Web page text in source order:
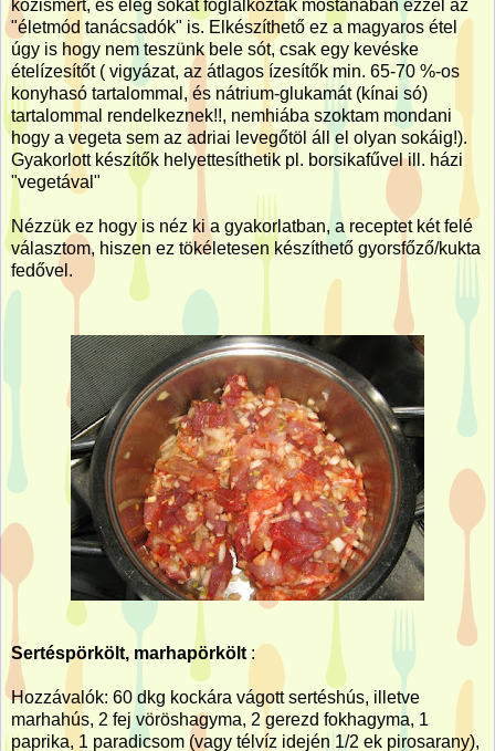
közismert, és elég sokat foglalkoztak mostanában ezzel az
"életmód tanácsadók" is. Elkészíthető ez a magyaros étel
úgy is hogy nem teszünk bele sót, csak egy kevéske
ételízesítőt ( vigyázat, az átlagos ízesítők min. 65-70 %-os
konyhasó tartalommal, és nátrium-glukamát (kínai só)
tartalommal rendelkeznek!!, nemhiába szoktam mondani
hogy a vegeta sem az adriai levegőtöl áll el olyan sokáig!).
Gyakorlott készítők helyettesíthetik pl. borsikafűvel ill. házi
"vegetával"
Nézzük ez hogy is néz ki a gyakorlatban, a receptet két felé
választom, hiszen ez tökéletesen készíthető gyorsfőző/kukta
fedővel.
Sertéspörkölt, marhapörkölt :
Hozzávalók: 60 dkg kockára vágott sertéshús, illetve
marhahús, 2 fej vöröshagyma, 2 gerezd fokhagyma, 1
paprika, 1 paradicsom (vagy télvíz idején 1/2 ek pirosarany),